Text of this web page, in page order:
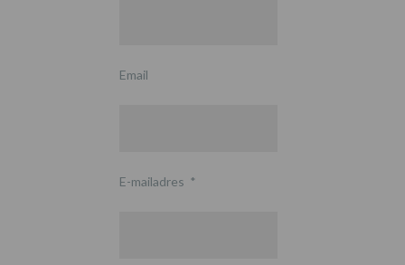
Email
E-mailadres *